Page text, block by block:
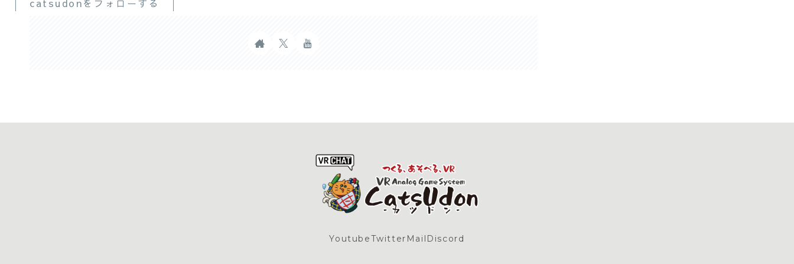
catsudonをフォローする
YoutubeTwitter Mail Discord